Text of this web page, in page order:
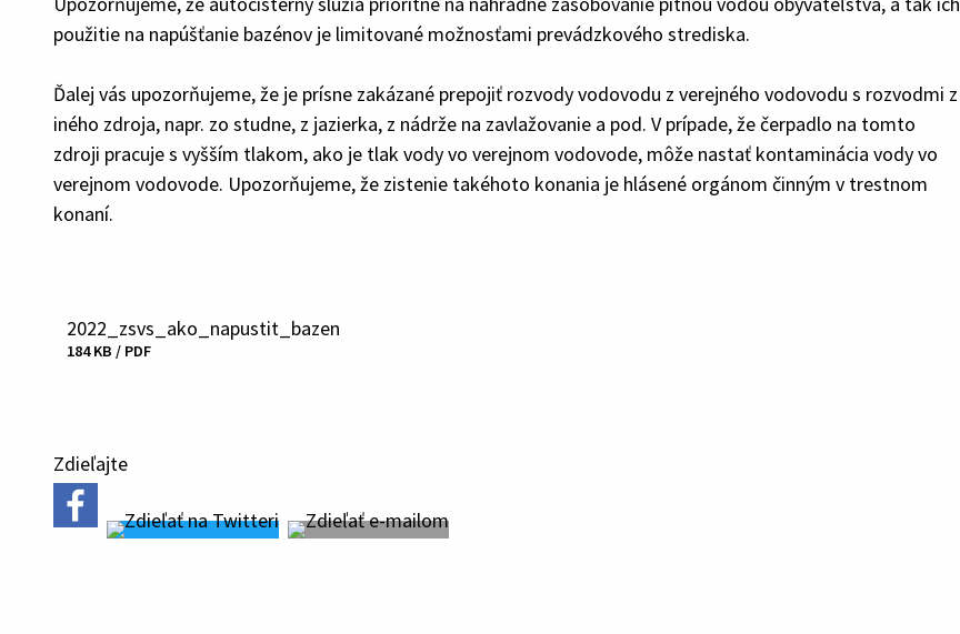
použitie na napúšťanie bazénov je limitované možnosťami prevádzkového strediska.
Ďalej vás upozorňujeme, že je prísne zakázané prepojiť rozvody vodovodu z verejného vodovodu s rozvodmi z
iného zdroja, napr. zo studne, z jazierka, z nádrže na zavlažovanie a pod. V prípade, že čerpadlo na tomto
zdroji pracuje s vyšším tlakom, ako je tlak vody vo verejnom vodovode, môže nastať kontaminácia vody vo
verejnom vodovode. Upozorňujeme, že zistenie takéhoto konania je hlásené orgánom činným v trestnom
konaní.
2022_zsvs_ako_napustit_bazen
Veľkosť
a
184 KB / PDF
Zdieľajte